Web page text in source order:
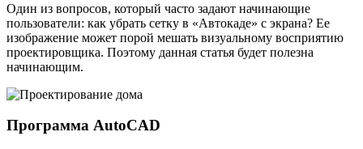
Один из вопросов, который часто задают начинающие
пользователи: как убрать сетку в «Автокаде» с экрана? Ее
изображение может порой мешать визуальному восприятию
проектировщика. Поэтому данная статья будет полезна
начинающим.
Программа AutoCAD